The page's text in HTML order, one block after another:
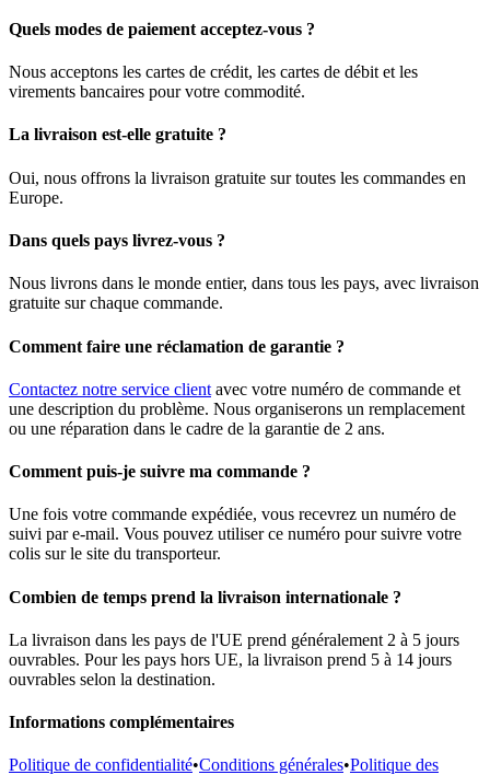
Quels modes de paiement acceptez-vous ?
Nous acceptons les cartes de crédit, les cartes de débit et les
virements bancaires pour votre commodité.
La livraison est-elle gratuite ?
Oui, nous offrons la livraison gratuite sur toutes les commandes en
Europe.
Dans quels pays livrez-vous ?
Nous livrons dans le monde entier, dans tous les pays, avec livraison
gratuite sur chaque commande.
Comment faire une réclamation de garantie ?
Contactez notre service client avec votre numéro de commande et
une description du problème. Nous organiserons un remplacement
ou une réparation dans le cadre de la garantie de 2 ans.
Comment puis-je suivre ma commande ?
Une fois votre commande expédiée, vous recevrez un numéro de
suivi par e-mail. Vous pouvez utiliser ce numéro pour suivre votre
colis sur le site du transporteur.
Combien de temps prend la livraison internationale ?
La livraison dans les pays de l'UE prend généralement 2 à 5 jours
ouvrables. Pour les pays hors UE, la livraison prend 5 à 14 jours
ouvrables selon la destination.
Informations complémentaires
Politique de confidentialité•Conditions générales•Politique des